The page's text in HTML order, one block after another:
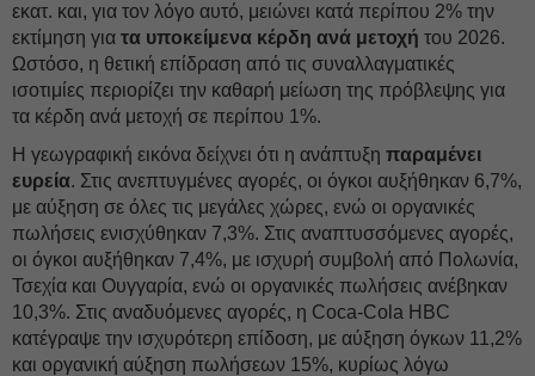
εκατ. και, για τον λόγο αυτό, μειώνει κατά περίπου 2% την
εκτίμηση για τα υποκείμενα κέρδη ανά μετοχή του 2026.
Ωστόσο, η θετική επίδραση από τις συναλλαγματικές
ισοτιμίες περιορίζει την καθαρή μείωση της πρόβλεψης για
τα κέρδη ανά μετοχή σε περίπου 1%.
Η γεωγραφική εικόνα δείχνει ότι η ανάπτυξη παραμένει
ευρεία. Στις ανεπτυγμένες αγορές, οι όγκοι αυξήθηκαν 6,7%,
με αύξηση σε όλες τις μεγάλες χώρες, ενώ οι οργανικές
πωλήσεις ενισχύθηκαν 7,3%. Στις αναπτυσσόμενες αγορές,
οι όγκοι αυξήθηκαν 7,4%, με ισχυρή συμβολή από Πολωνία,
Τσεχία και Ουγγαρία, ενώ οι οργανικές πωλήσεις ανέβηκαν
10,3%. Στις αναδυόμενες αγορές, η Coca-Cola HBC
κατέγραψε την ισχυρότερη επίδοση, με αύξηση όγκων 11,2%
και οργανική αύξηση πωλήσεων 15%, κυρίως λόγω